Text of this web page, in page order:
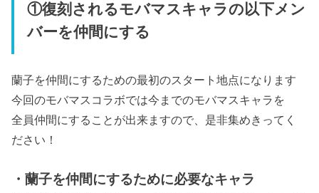
①復刻されるモバマスキャラの以下メン
バーを仲間にする
蘭子を仲間にするための最初のスタート地点になります
今回のモバマスコラボでは今までのモバマスキャラを
全員仲間にすることが出来ますので、是非集めきってく
ださい！
・蘭子を仲間にするために必要なキャラ